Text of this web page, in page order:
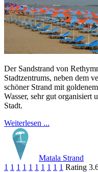
Der Sandstrand von
Stadtzentrums, neben dem
schöner Strand mit
Wasser, sehr gut organisiert
Stadt.
Weiterlesen ...
Matala Strand
1 1 1 1 1 1 1 1 1 1 Rating